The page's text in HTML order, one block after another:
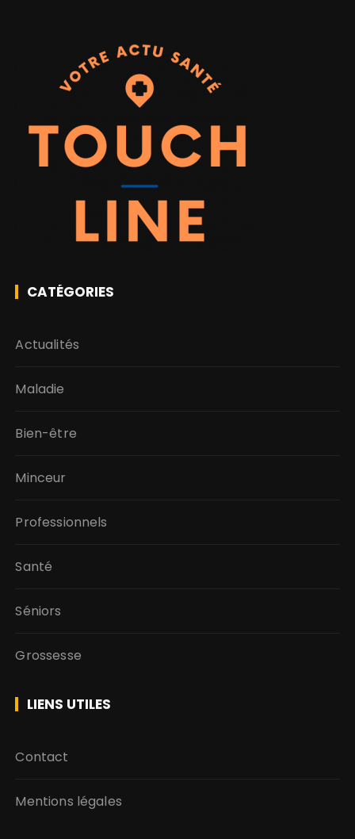
CATÉGORIES
Actualités
Maladie
Bien-être
Minceur
Professionnels
Santé
Séniors
Grossesse
LIENS UTILES
Contact
Mentions légales